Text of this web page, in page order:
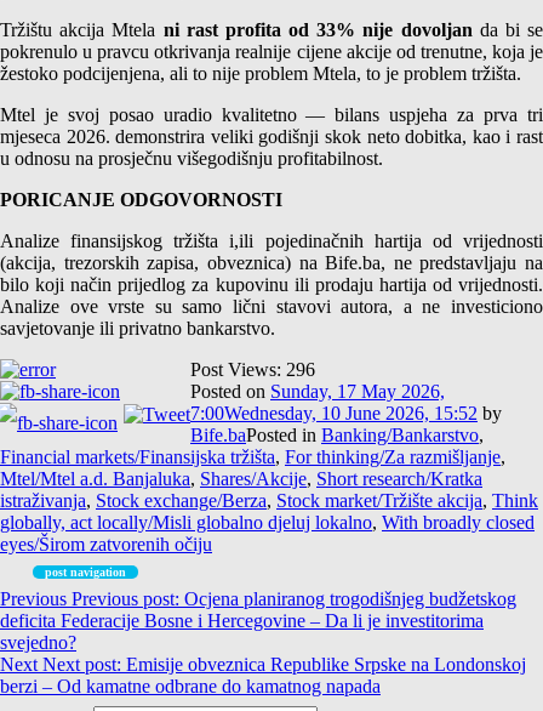
Tržištu akcija Mtela ni rast profita od 33% nije dovoljan da bi se
pokrenulo u pravcu otkrivanja realnije cijene akcije od trenutne, koja je
žestoko podcijenjena, ali to nije problem Mtela, to je problem tržišta.
Mtel je svoj posao uradio kvalitetno — bilans uspjeha za prva tri
mjeseca 2026. demonstrira veliki godišnji skok neto dobitka, kao i rast
u odnosu na prosječnu višegodišnju profitabilnost.
PORICANJE ODGOVORNOSTI
Analize finansijskog tržišta i,ili pojedinačnih hartija od vrijednosti
(akcija, trezorskih zapisa, obveznica) na Bife.ba, ne predstavljaju na
bilo koji način prijedlog za kupovinu ili prodaju hartija od vrijednosti.
Analize ove vrste su samo lični stavovi autora, a ne investiciono
savjetovanje ili privatno bankarstvo.
Post Views: 296
Posted on Sunday, 17 May 2026,
7:00Wednesday, 10 June 2026, 15:52 by
Bife.baPosted in Banking/Bankarstvo,
Financial markets/Finansijska tržišta, For thinking/Za razmišljanje,
Mtel/Mtel a.d. Banjaluka, Shares/Akcije, Short research/Kratka
istraživanja, Stock exchange/Berza, Stock market/Tržište akcija, Think
globally, act locally/Misli globalno djeluj lokalno, With broadly closed
eyes/Širom zatvorenih očiju
post navigation
Previous Previous post: Ocjena planiranog trogodišnjeg budžetskog
deficita Federacije Bosne i Hercegovine – Da li je investitorima
svejedno?
Next Next post: Emisije obveznica Republike Srpske na Londonskoj
berzi – Od kamatne odbrane do kamatnog napada